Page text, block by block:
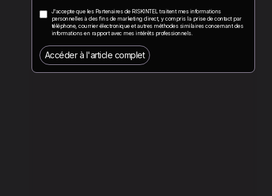
J'accepte que les Partenaires de RISKINTEL traitent mes informations
personnelles à des fins de marketing direct, y compris la prise de contact par
téléphone, courrier électronique et autres méthodes similaires concernant des
informations en rapport avec mes intérêts professionnels.